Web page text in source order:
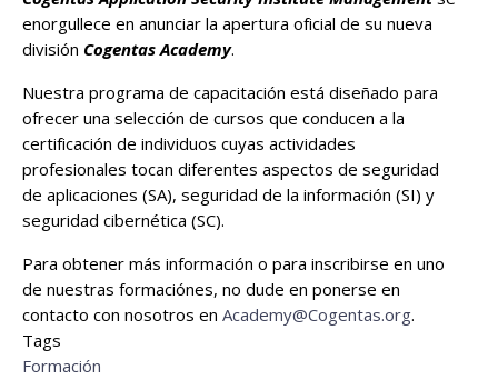
enorgullece en anunciar la apertura oficial de su nueva
división Cogentas Academy.
Nuestra programa de capacitación está diseñado para
ofrecer una selección de cursos que conducen a la
certificación de individuos cuyas actividades
profesionales tocan diferentes aspectos de seguridad
de aplicaciones (SA), seguridad de la información (SI) y
seguridad cibernética (SC).
Para obtener más información o para inscribirse en uno
de nuestras formaciónes, no dude en ponerse en
contacto con nosotros en Academy@Cogentas.org.
Tags
Formación